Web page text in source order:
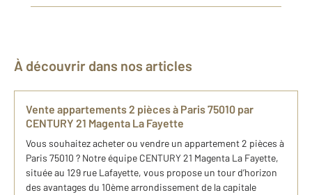
À découvrir dans nos articles
Vente appartements 2 pièces à Paris 75010 par
CENTURY 21 Magenta La Fayette
Vous souhaitez acheter ou vendre un appartement 2 pièces à
Paris 75010 ? Notre équipe CENTURY 21 Magenta La Fayette,
située au 129 rue Lafayette, vous propose un tour d’horizon
des avantages du 10ème arrondissement de la capitale